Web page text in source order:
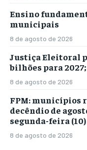
Ensino
municipais
8 de agosto de 2026
Justiça Eleitoral
bilhões para
8 de agosto de 2026
FPM: municípios
decêndio de
segunda-feira (10)
8 de agosto de 2026